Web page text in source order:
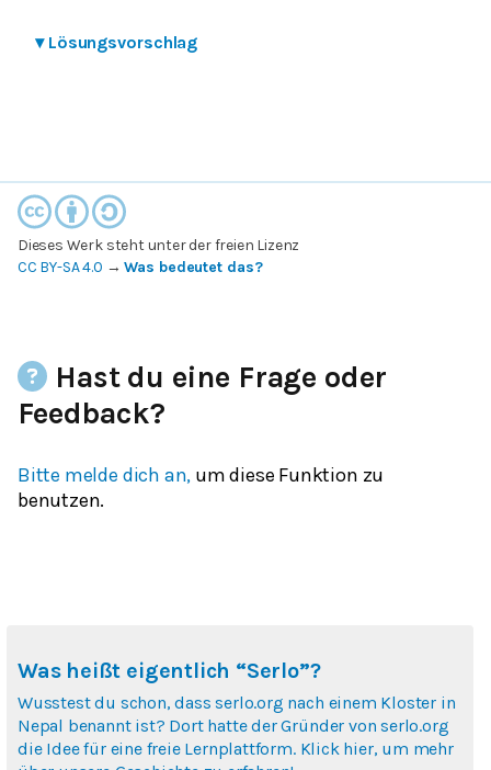
▾ Lösungsvorschlag
Dieses Werk steht unter der freien Lizenz
CC BY-SA 4.0 →Was bedeutet das?
Hast du eine Frage oder
Feedback?
Bitte melde dich an, um diese Funktion zu
benutzen.
Was heißt eigentlich “Serlo”?
Wusstest du schon, dass serlo.org nach einem Kloster in
Nepal benannt ist? Dort hatte der Gründer von serlo.org
die Idee für eine freie Lernplattform. Klick hier, um mehr